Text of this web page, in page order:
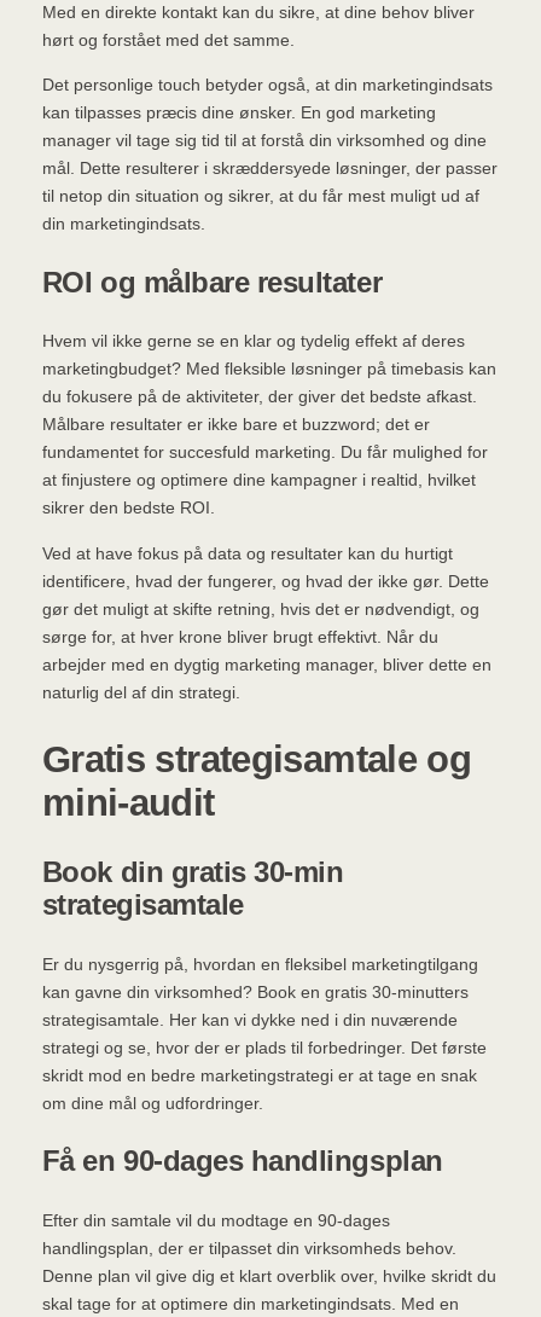
Med en direkte kontakt kan du sikre, at dine behov bliver
hørt og forstået med det samme.
Det personlige touch betyder også, at din marketingindsats
kan tilpasses præcis dine ønsker. En god marketing
manager vil tage sig tid til at forstå din virksomhed og dine
mål. Dette resulterer i skræddersyede løsninger, der passer
til netop din situation og sikrer, at du får mest muligt ud af
din marketingindsats.
ROI og målbare resultater
Hvem vil ikke gerne se en klar og tydelig effekt af deres
marketingbudget? Med fleksible løsninger på timebasis kan
du fokusere på de aktiviteter, der giver det bedste afkast.
Målbare resultater er ikke bare et buzzword; det er
fundamentet for succesfuld marketing. Du får mulighed for
at finjustere og optimere dine kampagner i realtid, hvilket
sikrer den bedste ROI.
Ved at have fokus på data og resultater kan du hurtigt
identificere, hvad der fungerer, og hvad der ikke gør. Dette
gør det muligt at skifte retning, hvis det er nødvendigt, og
sørge for, at hver krone bliver brugt effektivt. Når du
arbejder med en dygtig marketing manager, bliver dette en
naturlig del af din strategi.
Gratis strategisamtale og
mini-audit
Book din gratis 30-min
strategisamtale
Er du nysgerrig på, hvordan en fleksibel marketingtilgang
kan gavne din virksomhed? Book en gratis 30-minutters
strategisamtale. Her kan vi dykke ned i din nuværende
strategi og se, hvor der er plads til forbedringer. Det første
skridt mod en bedre marketingstrategi er at tage en snak
om dine mål og udfordringer.
Få en 90-dages handlingsplan
Efter din samtale vil du modtage en 90-dages
handlingsplan, der er tilpasset din virksomheds behov.
Denne plan vil give dig et klart overblik over, hvilke skridt du
skal tage for at optimere din marketingindsats. Med en